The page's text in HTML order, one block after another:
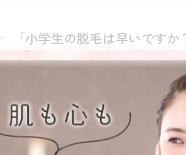
「小学生の脱毛は早いですか
「小学生の脱毛は早いですか？」と
い毛が生えてくることがあります。
ません。お…